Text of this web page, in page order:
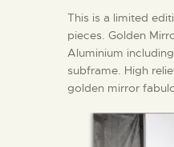
This is a limited
pieces. Golden
Aluminium
subframe. High
golden mirror